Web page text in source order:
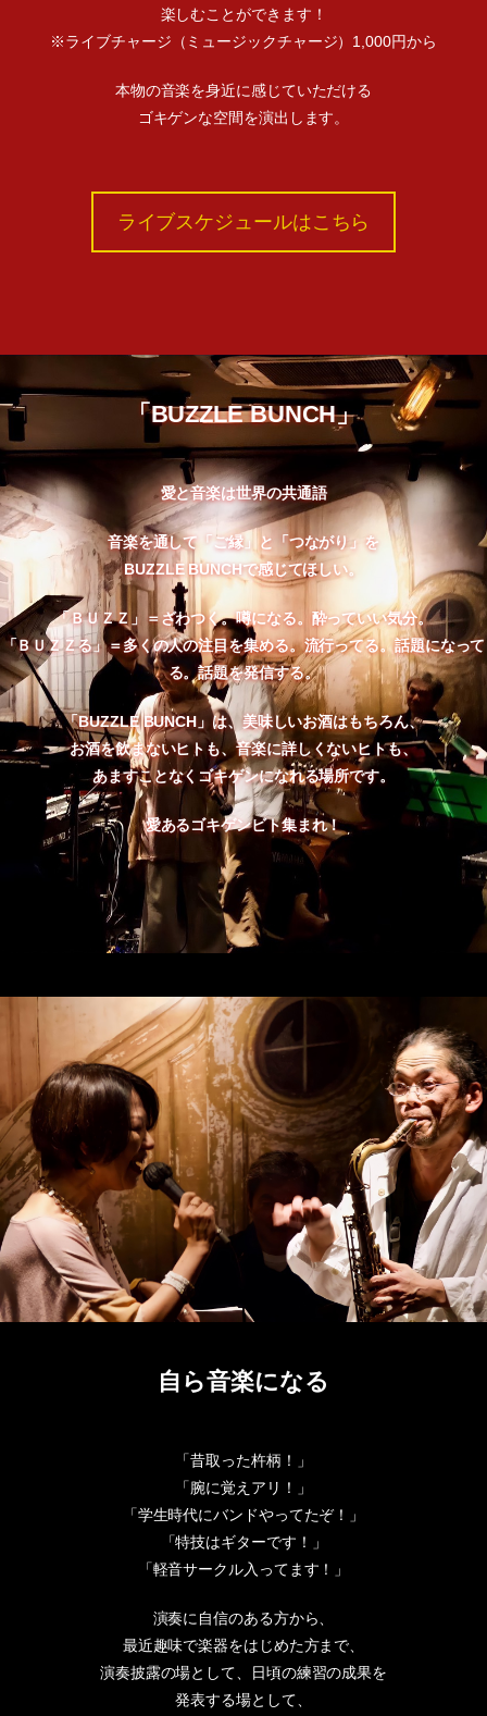
楽しむことができます！
※ライブチャージ（ミュージックチャージ）1,000円から
本物の音楽を身近に感じていただける
ゴキゲンな空間を演出します。
ライブスケジュールはこちら
「BUZZLE BUNCH」
愛と音楽は世界の共通語
音楽を通して「ご縁」と「つながり」を
BUZZLE BUNCHで感じてほしい。
「ＢＵＺＺ」＝ざわつく。噂になる。酔っていい気分。
「ＢＵＺＺる」＝多くの人の注目を集める。流行ってる。話題になって
る。話題を発信する。
「BUZZLE BUNCH」は、美味しいお酒はもちろん、
お酒を飲まないヒトも、音楽に詳しくないヒトも、
あますことなくゴキゲンになれる場所です。
愛あるゴキゲンビト集まれ！
自ら音楽になる
「昔取った杵柄！」
「腕に覚えアリ！」
「学生時代にバンドやってたぞ！」
「特技はギターです！」
「軽音サークル入ってます！」
演奏に自信のある方から、
最近趣味で楽器をはじめた方まで、
演奏披露の場として、日頃の練習の成果を
発表する場として、